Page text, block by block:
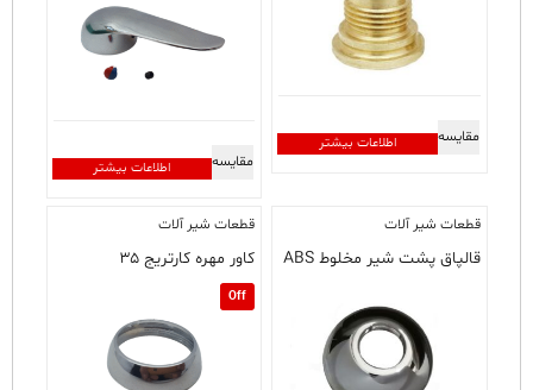
اطلاعات بیشتر مقایسه
اطلاعات بیشتر مقایسه
قطعات شیر آلات
قالپاق پشت شیر مخلوط ABS
قطعات شیر آلات
کاور مهره کارتریج ۳۵
Off